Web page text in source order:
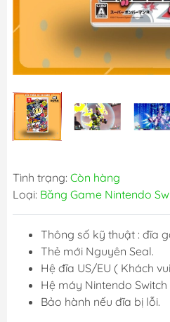
Tình trạng: Còn hàng
Loại: Băng Game Nintendo
Thông số kỹ thuật : đĩa
Thẻ mới Nguyên Seal.
Hệ đĩa US/EU ( Khách
Hệ máy Nintendo Switch
Bảo hành nếu đĩa bị lỗi.